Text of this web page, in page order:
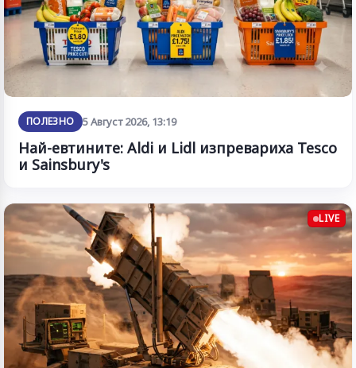
ПОЛЕЗНО 5 Август 2026, 13:19
Най-евтините: Aldi и Lidl изпревариха Tesco
и Sainsbury's
LIVE